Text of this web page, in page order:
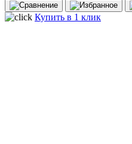
Купить в 1 клик